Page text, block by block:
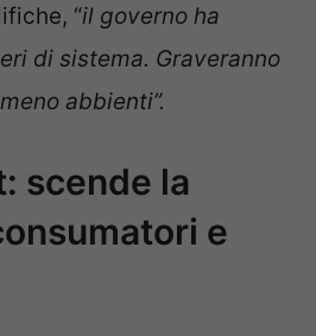
“il governo ha
di sistema. Graveranno
abbienti”.
scende la
e